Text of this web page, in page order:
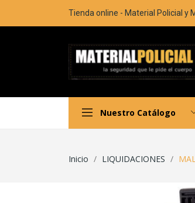
Tienda online - Material Policial y
Nuestro Catálogo
Inicio LIQUIDACIONES